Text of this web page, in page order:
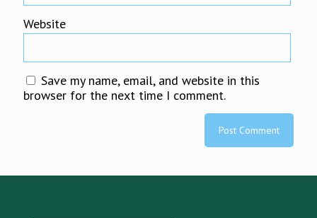
Website
Save my name, email, and website in this
browser for the next time I comment.